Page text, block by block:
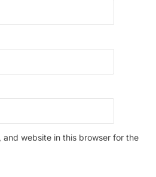
and website in this browser for the